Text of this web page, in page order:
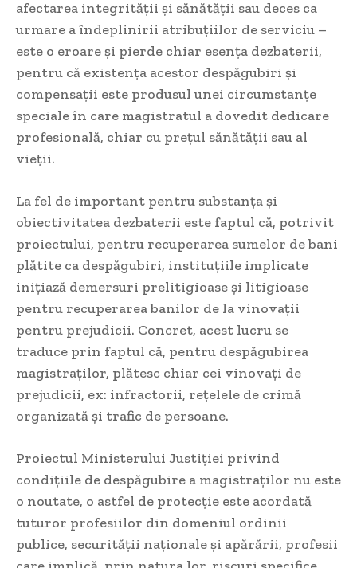
afectarea integrității și sănătății sau deces ca
urmare a îndeplinirii atribuțiilor de serviciu –
este o eroare și pierde chiar esența dezbaterii,
pentru că existența acestor despăgubiri și
compensații este produsul unei circumstanțe
speciale în care magistratul a dovedit dedicare
profesională, chiar cu prețul sănătății sau al
vieții.
La fel de important pentru substanța și
obiectivitatea dezbaterii este faptul că, potrivit
proiectului, pentru recuperarea sumelor de bani
plătite ca despăgubiri, instituţiile implicate
iniţiază demersuri prelitigioase şi litigioase
pentru recuperarea banilor de la vinovații
pentru prejudicii. Concret, acest lucru se
traduce prin faptul că, pentru despăgubirea
magistraților, plătesc chiar cei vinovați de
prejudicii, ex: infractorii, rețelele de crimă
organizată și trafic de persoane.
Proiectul Ministerului Justiției privind
condițiile de despăgubire a magistraților nu este
o noutate, o astfel de protecţie este acordată
tuturor profesiilor din domeniul ordinii
publice, securității naţionale şi apărării, profesii